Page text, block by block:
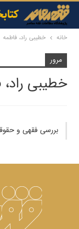
خانه خطیبی راد، فاطمه
مرور
خطیبی
بررسی فقهی و